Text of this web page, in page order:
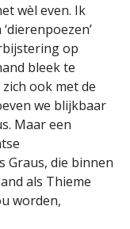
wèl even. Ik
op
bleek te
ook met de
we blijkbaar
Maar een
die binnen
als Thieme
worden,